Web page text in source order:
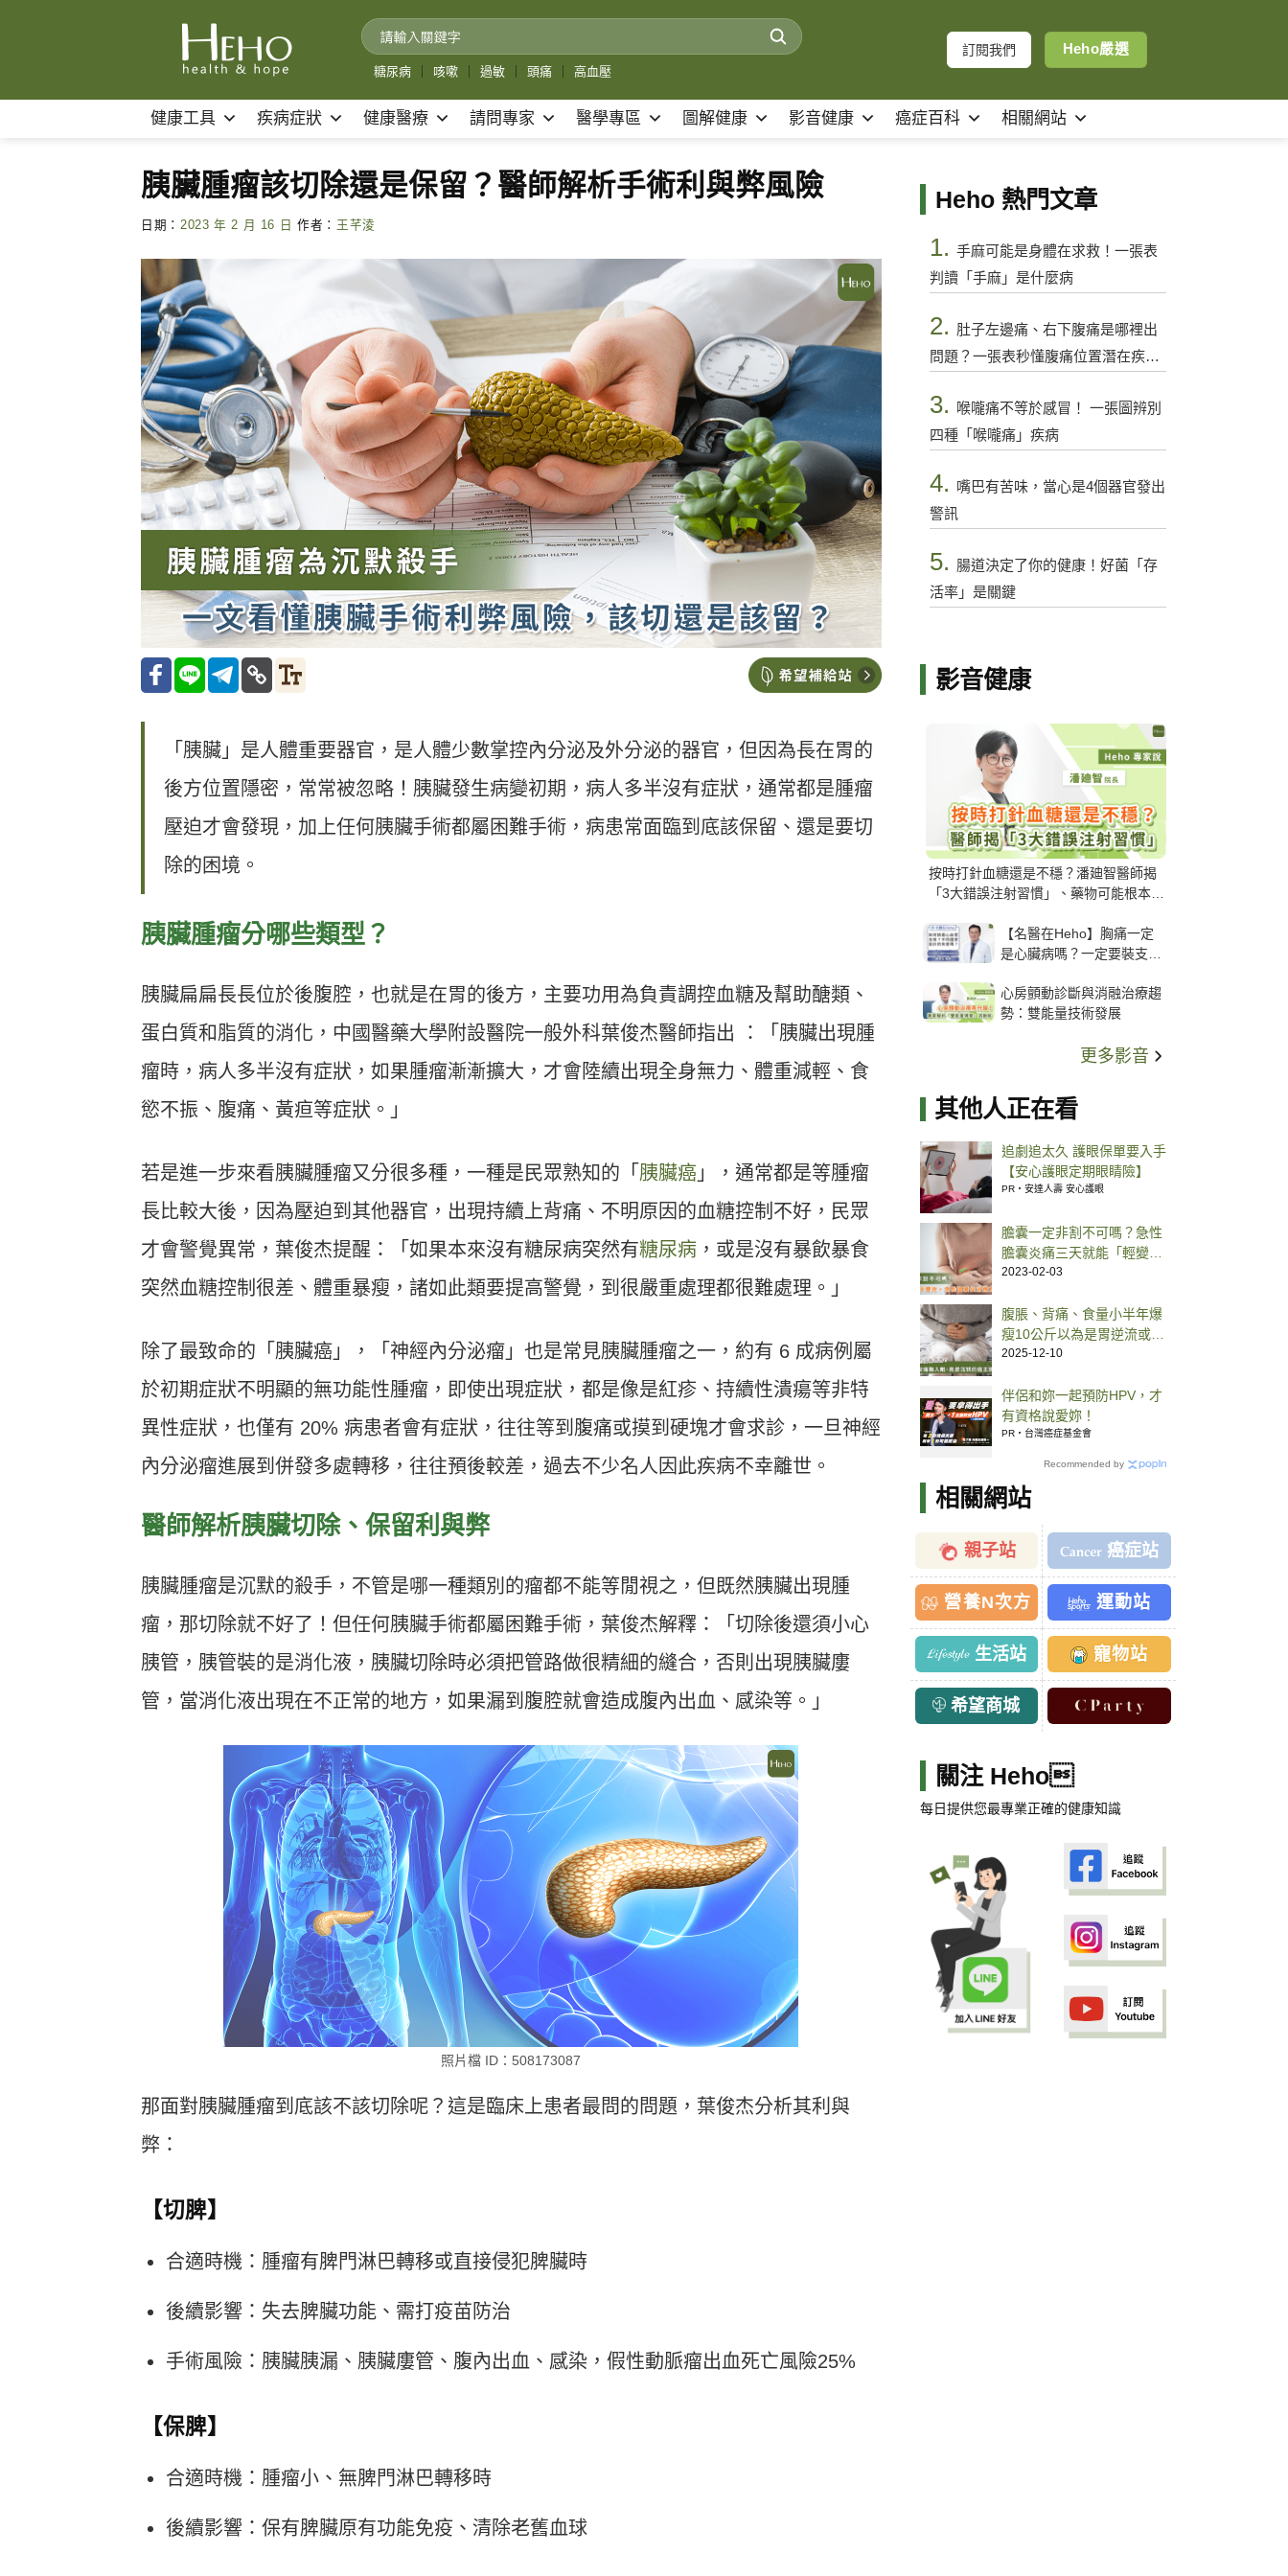
糖尿病 咳嗽 過敏 頭痛 高血壓
訂閱我們 Heho嚴選
健康工具 疾病症狀 健康醫療 請問專家 醫學專區 圖解健康 影音健康 癌症百科 相關網站
胰臟腫瘤該切除還是保留？醫師解析手術利與弊風險
日期： 2023 年 2 月 16 日 作者： 王芊淩
「胰臟」是人體重要器官，是人體少數掌控內分泌及外分泌的器官，但因為長在胃的
後方位置隱密，常常被忽略！胰臟發生病變初期，病人多半沒有症狀，通常都是腫瘤
壓迫才會發現，加上任何胰臟手術都屬困難手術，病患常面臨到底該保留、還是要切
除的困境。
胰臟腫瘤分哪些類型？
胰臟扁扁長長位於後腹腔，也就是在胃的後方，主要功用為負責調控血糖及幫助醣類、
蛋白質和脂質的消化，中國醫藥大學附設醫院一般外科葉俊杰醫師指出 ：「胰臟出現腫
瘤時，病人多半沒有症狀，如果腫瘤漸漸擴大，才會陸續出現全身無力、體重減輕、食
慾不振、腹痛、黃疸等症狀。」
若是進一步來看胰臟腫瘤又分很多種，一種是民眾熟知的「 胰臟癌 」，通常都是等腫瘤
長比較大後，因為壓迫到其他器官，出現持續上背痛、不明原因的血糖控制不好，民眾
才會警覺異常，葉俊杰提醒：「如果本來沒有糖尿病突然有糖尿病 ，或是沒有暴飲暴食
突然血糖控制很差、體重暴瘦，諸如此類要提高警覺，到很嚴重處理都很難處理。」
除了最致命的「胰臟癌」，「神經內分泌瘤」也是常見胰臟腫瘤之一，約有 6 成病例屬
於初期症狀不明顯的無功能性腫瘤，即使出現症狀，都是像是紅疹、持續性潰瘍等非特
異性症狀，也僅有 20% 病患者會有症狀，往往等到腹痛或摸到硬塊才會求診，一旦神經
內分泌瘤進展到併發多處轉移，往往預後較差，過去不少名人因此疾病不幸離世。
醫師解析胰臟切除、保留利與弊
胰臟腫瘤是沉默的殺手，不管是哪一種類別的瘤都不能等閒視之，但既然胰臟出現腫
瘤，那切除就不好了！但任何胰臟手術都屬困難手術，葉俊杰解釋：「切除後還須小心
胰管，胰管裝的是消化液，胰臟切除時必須把管路做很精細的縫合，否則出現胰臟廔
管，當消化液出現在不正常的地方，如果漏到腹腔就會造成腹內出血、感染等。」
照片檔 ID：508173087
那面對胰臟腫瘤到底該不該切除呢？這是臨床上患者最問的問題，葉俊杰分析其利與
弊：
【切脾】
合適時機：腫瘤有脾門淋巴轉移或直接侵犯脾臟時
後續影響：失去脾臟功能、需打疫苗防治
手術風險：胰臟胰漏、胰臟廔管、腹內出血、感染，假性動脈瘤出血死亡風險25%
【保脾】
合適時機：腫瘤小、無脾門淋巴轉移時
後續影響：保有脾臟原有功能免疫、清除老舊血球
Heho 熱門文章
1. 手麻可能是身體在求救！一張表
判讀「手麻」是什麼病
2. 肚子左邊痛、右下腹痛是哪裡出
問題？一張表秒懂腹痛位置潛在疾病
3.
喉嚨痛不等於感冒！ 一張圖辨別
四種「喉嚨痛」疾病
4. 嘴巴有苦味，當心是4個器官發出
警訊
5. 腸道決定了你的健康！好菌「存
活率」是關鍵
影音健康
按時打針血糖還是不穩？潘廸智醫師揭
「3大錯誤注射習慣」、藥物可能根本沒
【名醫在Heho】胸痛一定
是心臟病嗎？一定要裝支
解析支架種類、風險與選擇
關鍵
心房顫動診斷與消融治療趨
勢：雙能量技術發展
更多影音
其他人正在看
追劇追太久 護眼保單要入手
【安心護眼定期眼睛險】
PR・安達人壽 安心護眼
膽囊一定非割不可嗎？急性
膽囊炎痛三天就能「輕變中
症」處置方式一次看
2023-02-03
腹脹、背痛、食量小半年爆
瘦10公斤以為是胃逆流或糖
尿病 超音波正常竟是胰臟癌
2025-12-10
伴侶和妳一起預防HPV，才
有資格說愛妳！
PR・台灣癌症基金會
Recommended by
相關網站
親子站 癌症站
營養N次方 運動站
生活站 寵物站
希望商城
關注 Heho
每日提供您最專業正確的健康知識